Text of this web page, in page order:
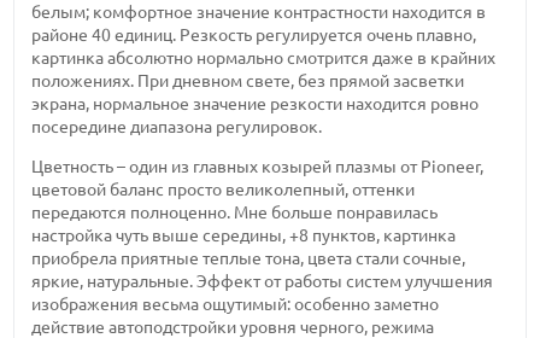
белым; комфортное значение контрастности находится в
районе 40 единиц. Резкость регулируется очень плавно,
картинка абсолютно нормально смотрится даже в крайних
положениях. При дневном свете, без прямой засветки
экрана, нормальное значение резкости находится ровно
посередине диапазона регулировок.
Цветность – один из главных козырей плазмы от Pioneer,
цветовой баланс просто великолепный, оттенки
передаются полноценно. Мне больше понравилась
настройка чуть выше середины, +8 пунктов, картинка
приобрела приятные теплые тона, цвета стали сочные,
яркие, натуральные. Эффект от работы систем улучшения
изображения весьма ощутимый: особенно заметно
действие автоподстройки уровня черного, режима